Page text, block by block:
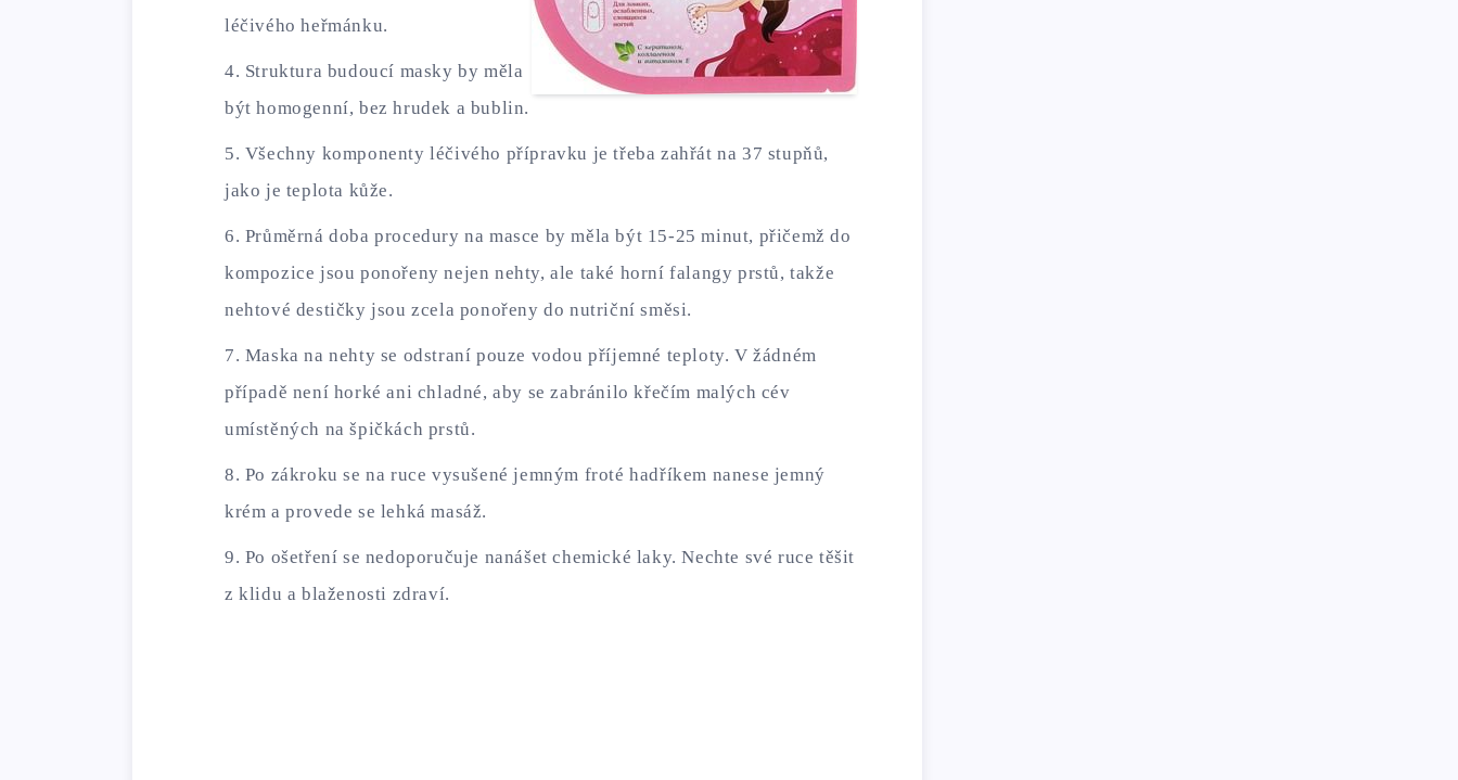
léčivého heřmánku.
Struktura budoucí masky by měla
být homogenní, bez hrudek a bublin.
Všechny komponenty léčivého přípravku je třeba zahřát na 37 stupňů,
jako je teplota kůže.
Průměrná doba procedury na masce by měla být 15-25 minut, přičemž do
kompozice jsou ponořeny nejen nehty, ale také horní falangy prstů, takže
nehtové destičky jsou zcela ponořeny do nutriční směsi.
Maska na nehty se odstraní pouze vodou příjemné teploty. V žádném
případě není horké ani chladné, aby se zabránilo křečím malých cév
umístěných na špičkách prstů.
Po zákroku se na ruce vysušené jemným froté hadříkem nanese jemný
krém a provede se lehká masáž.
Po ošetření se nedoporučuje nanášet chemické laky. Nechte své ruce těšit
z klidu a blaženosti zdraví.